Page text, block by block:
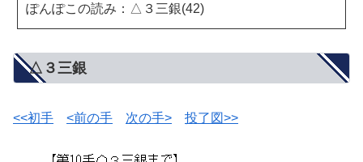
ぽんぽこの読み：△３三銀(42)
△３三銀
<<初手 <前の手 次の手> 投了図>>